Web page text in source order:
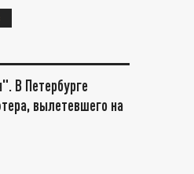
В Петербурге
вылетевшего на